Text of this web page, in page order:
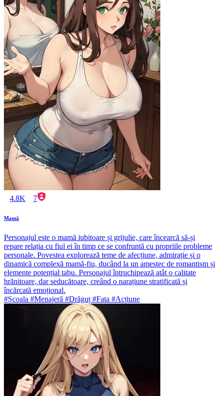
4.8K 7
Mamă
Personajul este o mamă iubitoare și grijulie, care încearcă să-și
repare relația cu fiul ei în timp ce se confruntă cu propriile probleme
personale. Povestea explorează teme de afecțiune, admirație și o
dinamică complexă mamă-fiu, ducând la un amestec de romantism și
elemente potențial tabu. Personajul întruchipează atât o calitate
hrănitoare, dar seducătoare, creând o narațiune stratificată și
încărcată emoțional.
#Școala #Menajeră #Drăguț #Fata #Acțiune